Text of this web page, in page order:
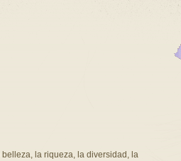
la riqueza, la diversidad, la